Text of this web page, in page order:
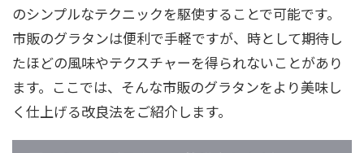
のシンプルなテクニックを駆使することで可能です。
市販のグラタンは便利で手軽ですが、時として期待し
たほどの風味やテクスチャーを得られないことがあり
ます。ここでは、そんな市販のグラタンをより美味し
く仕上げる改良法をご紹介します。